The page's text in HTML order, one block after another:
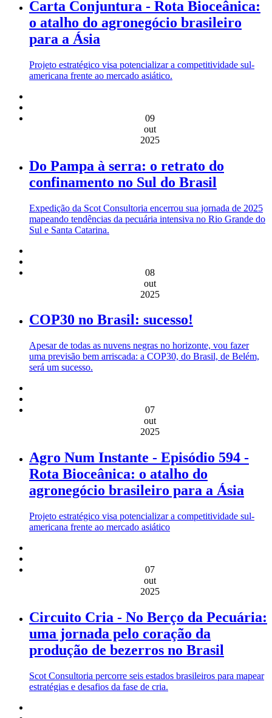
Carta Conjuntura - Rota Bioceânica:
o atalho do agronegócio brasileiro
para a Ásia
Projeto estratégico visa potencializar a competitividade sul-
americana frente ao mercado asiático.
09
out
2025
Do Pampa à serra: o retrato do
confinamento no Sul do Brasil
Expedição da Scot Consultoria encerrou sua jornada de 2025
mapeando tendências da pecuária intensiva no Rio Grande do
Sul e Santa Catarina.
08
out
2025
COP30 no Brasil: sucesso!
Apesar de todas as nuvens negras no horizonte, vou fazer
uma previsão bem arriscada: a COP30, do Brasil, de Belém,
será um sucesso.
07
out
2025
Agro Num Instante - Episódio 594 -
Rota Bioceânica: o atalho do
agronegócio brasileiro para a Ásia
Projeto estratégico visa potencializar a competitividade sul-
americana frente ao mercado asiático
07
out
2025
Circuito Cria - No Berço da Pecuária:
uma jornada pelo coração da
produção de bezerros no Brasil
Scot Consultoria percorre seis estados brasileiros para mapear
estratégias e desafios da fase de cria.